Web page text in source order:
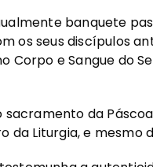
banquete
os seus discípulos
Corpo e Sangue do
sacramento da
da Liturgia, e mesmo